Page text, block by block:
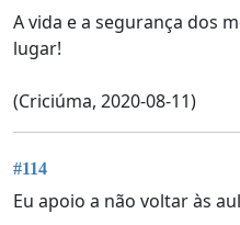
A vida e a segurança dos
lugar!
(Criciúma, 2020-08-11)
#114
Eu apoio a não voltar às